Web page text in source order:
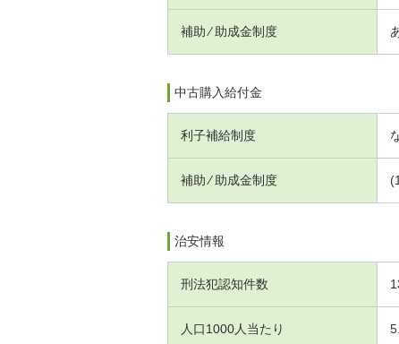
補助 ⁄ 助成金制度
中古購入給付金
利子補給制度
補助 ⁄ 助成金制度
治安情報
刑法犯認知件数
人口1000人当たり